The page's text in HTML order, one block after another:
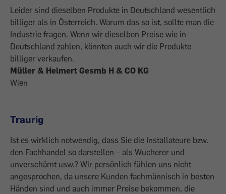
Leider sind dieselben Produkte in Deutschland wesentlich
billiger als in Österreich. Warum das so ist, sollte man die
Industrie fragen. Wenn wir dieselben Preise wie in
Deutschland zahlen, könnten auch wir die Produkte
billiger verkaufen.
Müller & Helmert Gesmb H & CO KG
Wien
Traurig
Ist es wirklich notwendig, dass Sie die Installateure bzw.
den Fachhandel so darstellen – als Wucherer und
unverschämt usw.? Wir persönlich fühlen uns nicht
angesprochen, da unsere Kunden fachmännisch in besten
Händen sind und auch immer Preise bekommen, die